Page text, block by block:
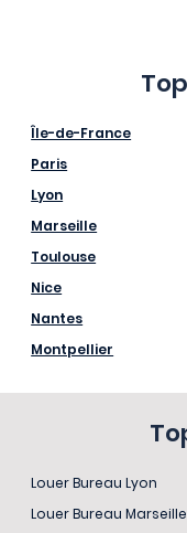
Île-de-France
Paris
Lyon
Marseille
Toulouse
Nice
Nantes
Montpellier
Louer Bureau Lyon
Louer Bureau Marseille